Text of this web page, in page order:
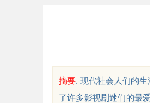
摘要: 现代社会人们的
了许多影视剧迷们的最